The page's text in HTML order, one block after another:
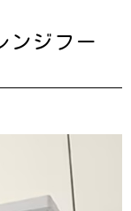
ンジフー